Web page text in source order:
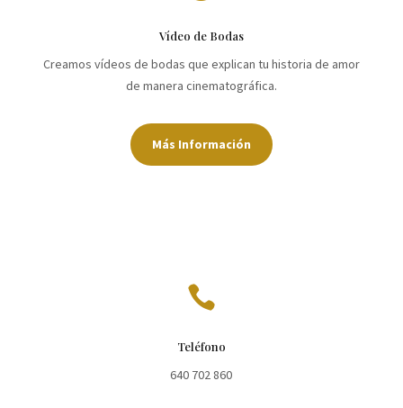
Vídeo de Bodas
Creamos vídeos de bodas que explican tu historia de amor
de manera cinematográfica.
Más Información

Teléfono
640 702 860